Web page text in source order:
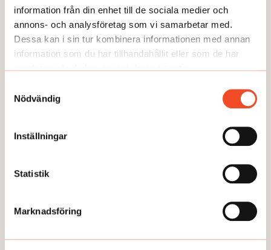
information från din enhet till de sociala medier och
annons- och analysföretag som vi samarbetar med.
Dessa kan i sin tur kombinera informationen med annan
information som du har tillhandahållit eller som de har
samlat in när du har använt deras tjänster.
Nödvändig
Inställningar
Statistik
Marknadsföring
Hur ska vinterväder riskbedömas?
2026-03-04
FRÅGA EXPERTEN